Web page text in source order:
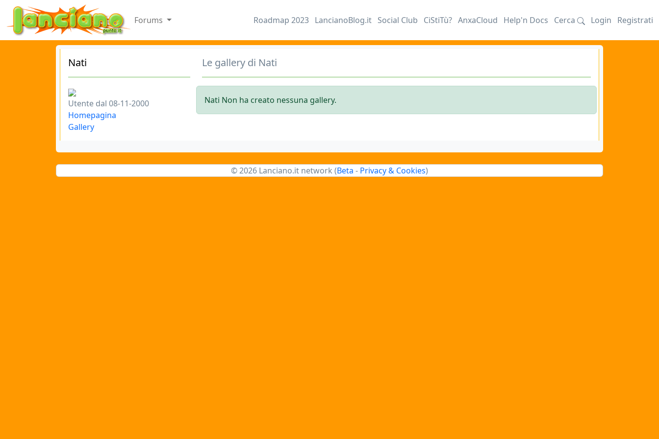
Forums Roadmap 2023 LancianoBlog.it Social Club CiStiTù? AnxaCloud Help'n Docs Cerca Login Registrati
Nati
Utente dal 08-11-2000
Homepagina
Gallery
Le gallery di Nati
Nati Non ha creato nessuna gallery.
© 2026 Lanciano.it network (Beta - Privacy & Cookies)